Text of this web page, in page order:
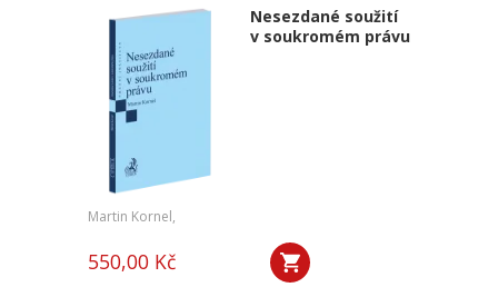
Nesezdané soužití
v soukromém právu
Martin Kornel,
550,00 Kč